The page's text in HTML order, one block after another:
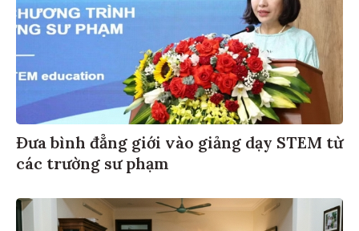
Đưa bình đẳng giới vào giảng dạy STEM từ
các trường sư phạm